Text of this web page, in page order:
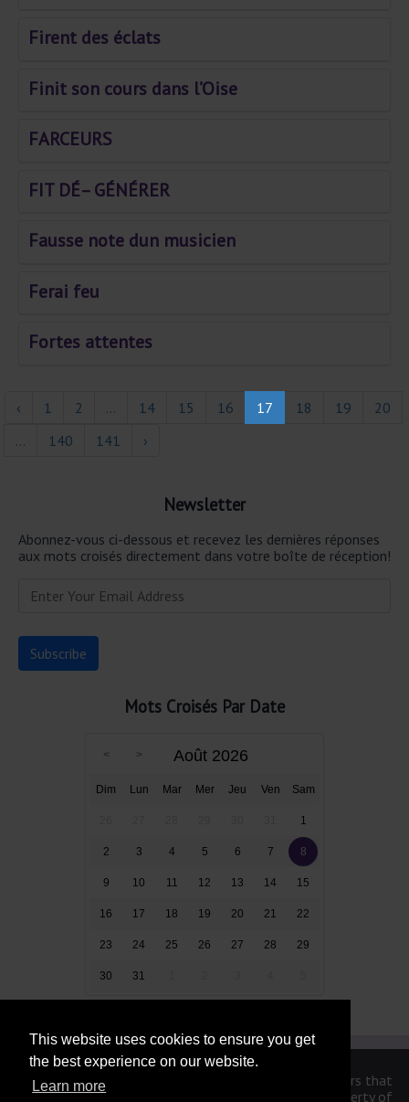
This website uses cookies to ensure you get
the best experience on our website.
Learn more
Firent des éclats
Finit son cours dans l’Oise
FARCEURS
FIT DÉ– GÉNÉRER
Fausse note dun musicien
Ferai feu
Fortes attentes
‹ 1 2 ... 14 15 16 17 18 19
20
...
140 141 ›
Newsletter
Abonnez-vous ci-dessous et recevez les dernières réponses
aux mots croisés directement dans votre boîte de réception!
Mots Croisés Par Date
Août 2026
Dim Lun Mar Mer Jeu Ven Sam
1
2 3 4 5 6 7 8
9 10 11 12 13 14 15
16 17 18 19 20 21 22
23 24 25 26 27 28 29
30 31
We are in no way affiliated or endorsed by the publishers that
have created the games. All images and logos are property of